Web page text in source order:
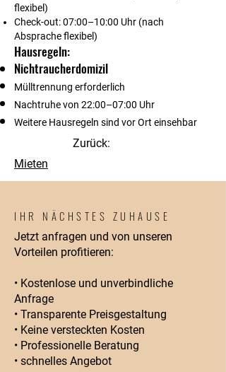
flexibel)
Check-out: 07:00–10:00 Uhr (nach
Absprache flexibel)
Hausregeln:
Nichtraucherdomizil
Mülltrennung erforderlich
Nachtruhe von 22:00–07:00 Uhr
Weitere Hausregeln sind vor Ort einsehbar
Zurück:
Mieten
IHR NÄCHSTES ZUHAUSE
Jetzt anfragen und von unseren
Vorteilen profitieren:
• Kostenlose und unverbindliche
Anfrage
• Transparente Preisgestaltung
• Keine versteckten Kosten
• Professionelle Beratung
• schnelles Angebot